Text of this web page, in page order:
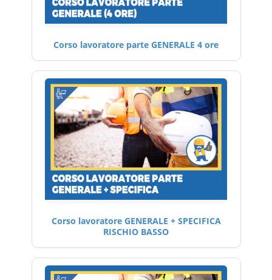
Corso lavoratore parte GENERALE 4 ore
Corso lavoratore GENERALE + SPECIFICA
RISCHIO BASSO